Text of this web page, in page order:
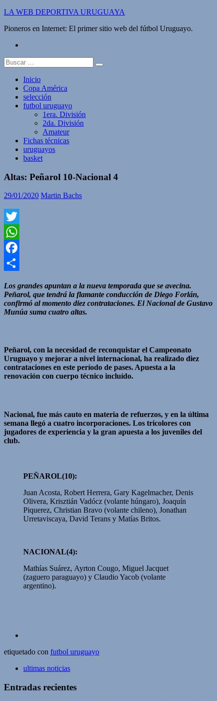
Saltar
contenido
LA WEB DEPORTIVA URUGUAYA
Pioneros en Internet: El primer sitio web del fútbol Uruguayo.
Buscar:
Inicio
Copa América
selección
futbol uruguayo
1era. División
2da. División
Amateur
Fichas técnicas
uruguayos
basket
Altas: Peñarol 10-Nacional 4
29/01/2020 Martin Bachs
Twitter
WhatsApp
Facebook
Los grandes apuntan a la nueva temporada que se avecina.
Peñarol, que tendrá la flamante conducción de Diego Forlán,
confirmó al momento diez contrataciones. El Nacional de Gustavo
Munúa suma cuatro altas.
Peñarol, con la necesidad de reconquistar el Campeonato
Uruguayo y mejorar a nivel internacional, ha realizado diez
contrataciones en este período de pases. Apuesta a la
renovación con cuerpo técnico incluído.
Nacional, fue más cauto en materia de refuerzos, y en la última
semana llegó a cuatro incorporaciones. Los tricolores con
jugadores de experiencia y la gran apuesta a los juveniles del
club.
PEÑAROL(10):
Juan Acosta, Robert Herrera, Gary Kagelmacher, Denis
Olivera, Krisztián Vadócz (volante húngaro), Joaquín
Piquerez, Christian Bravo (volante chileno), Jonathan
Urretaviscaya, David Terans y Matías Britos.
NACIONAL(4):
Mathías Suárez, Ayrton Cougo, Miguel Jacquet
(zaguero paraguayo) y Claudio Yacob (volante
argentino).
etiquetado con futbol uruguayo
ultimas noticias
Entradas recientes